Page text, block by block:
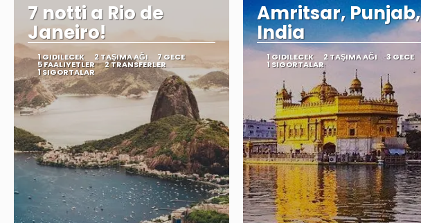
7 notti a Rio de
Janeiro!
1 GIDILECEK 2 TAŞIMA AĞI 7 GECE
5 FAALIYETLER 2 TRANSFERLER
1 SIGORTALAR
Amritsar, Punjab,
India
1 GIDILECEK 2 TAŞIMA AĞI 3 GECE
1 SIGORTALAR